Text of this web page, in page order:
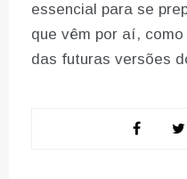
essencial para se
que vêm por aí,
das futuras versões